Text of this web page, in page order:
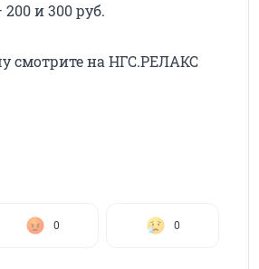
и 300 руб.
смотрите на НГС.РЕЛАКС
0 0